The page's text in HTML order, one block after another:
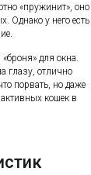
«пружинит», оно
Однако у него есть
для окна.
глазу, отлично
порвать, но даже
кошек в